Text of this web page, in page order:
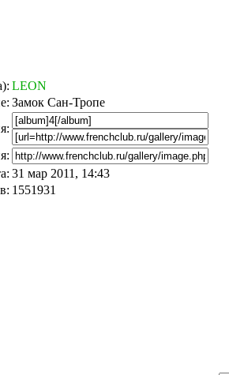
LEON
Замок Сан-Тропе
31 мар 2011, 14:43
1551931